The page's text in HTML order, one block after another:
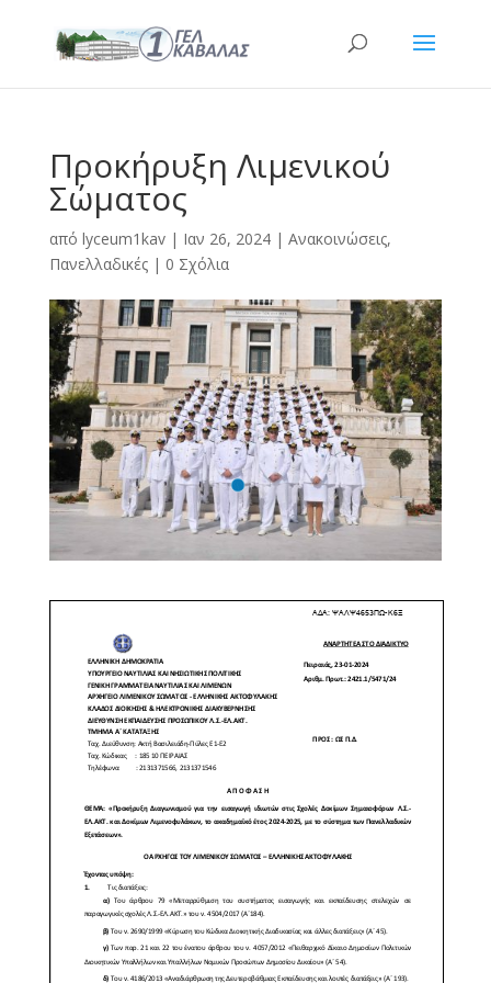
Προκήρυξη Λιμενικού
Σώματος
από lyceum1kav| Ιαν 26, 2024| Ανακοινώσεις,
Πανελλαδικές| 0 Σχόλια